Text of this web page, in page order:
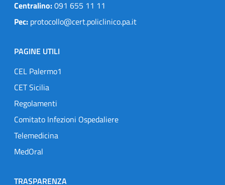
Centralino:091 655 11 11
Pec: protocollo@cert.policlinico.pa.it
PAGINE UTILI
CEL Palermo1
CET Sicilia
Regolamenti
Comitato Infezioni Ospedaliere
Telemedicina
MedOral
TRASPARENZA